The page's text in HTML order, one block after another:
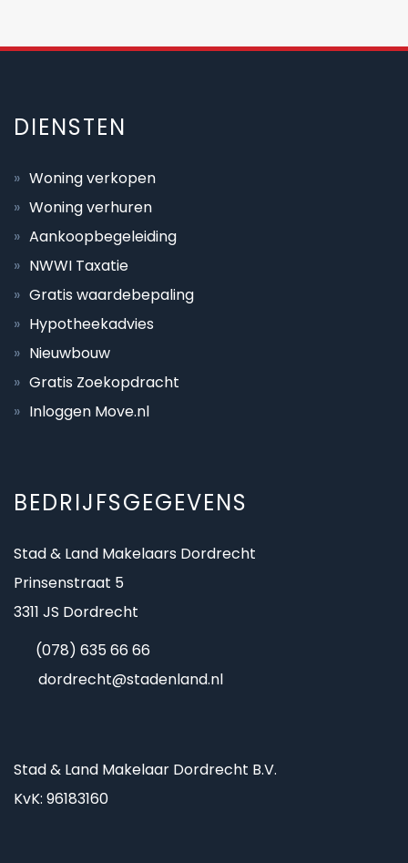
DIENSTEN
Woning verkopen
Woning verhuren
Aankoopbegeleiding
NWWI Taxatie
Gratis waardebepaling
Hypotheekadvies
Nieuwbouw
Gratis Zoekopdracht
Inloggen Move.nl
BEDRIJFSGEGEVENS
Stad & Land Makelaars Dordrecht
Prinsenstraat 5
3311 JS Dordrecht
(078) 635 66 66
dordrecht@stadenland.nl
Stad & Land Makelaar Dordrecht B.V.
KvK: 96183160